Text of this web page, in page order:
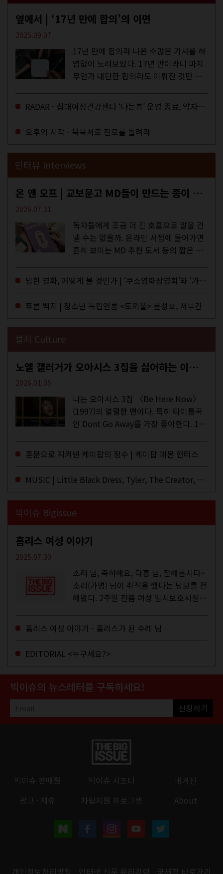
옆에서 | ‘17년 만에 합의’의 이면
2025.09.07
17년 만에 합의라 나온 수많은 기사를 하
염없이 노려보았다. 17년 만이라니 마치
무언가 대단한 합의라도 이뤄진 것만 같
을 결정하는 심의기구인 최저임금위원회
에 대한 소식을 전하는 기사였는데,...
RADAR - 십대여성건강센터 ‘나는봄’ 운영 종료, 약자로부터 멀어지는 도시
오후의 시각 - 북북서로 진로를 돌려라
인터뷰 Interviews
온 앤 오프 | 교보문고 MD들이 만드는 종이 잡지 <어떤>
2026.07.31
독자들에게 조금 더 긴 호흡으로 말을 건
넬 수는 없을까. 온라인 서점에 들어가면
흔히 보이는 MD 추천 도서 등의 짧은 문
MD들의 고민 끝에 세상 밖으로 나온 종
이 잡지 어떤(otton). 지난해 12월...
망한 영화, 어떻게 볼 것인가 | ‘쿠소영화상영회’와 ‘가자미’의 이야기
푸른 백지 | 청소년 독립언론 <토끼풀> 문성호, 서부건
컬쳐 Culture
노엘 갤러거가 오아시스 3집을 싫어하는 이유 | DEFINITELY MAYBE, AGAIN
2026.01.05
나는 오아시스 3집 〈Be Here Now〉
(1997)의 열렬한 팬이다. 특히 타이틀곡
인 Dont Go Away를 가장 좋아한다. 15
이브·데모·부틀렉을 합쳐 3만 번 이상은
듣지 않았나 싶다. 이토록...
혼문으로 지켜낸 케이팝의 정수 | 케이팝 데몬 헌터스
MUSIC | Little Black Dress, Tyler, The Creator, Essie Jain
빅이슈 Bigissue
홈리스 여성 이야기
2025.07.30
소리 님, 축하해요, 다홍 님, 잘해봅시다~
소리(가명) 님이 취직을 했다는 낭보를 전
해왔다. 2주일 전쯤 여성 일시보호시설에
고, 저 오늘이 마지막이에요, 이렇게 인사
를 하고 가셨던...
홈리스 여성 이야기 - 홈리스가 된 수레 님
EDITORIAL <누구세요?>
빅이슈의 뉴스레터를 구독하세요!
신청하기
빅이슈 판매원 빅이슈 서포터
매거진
광고 · 제휴
자립지원 프로그램 About
개인정보처리방침 인터넷 신문 윤리강령 국세청 바로가기